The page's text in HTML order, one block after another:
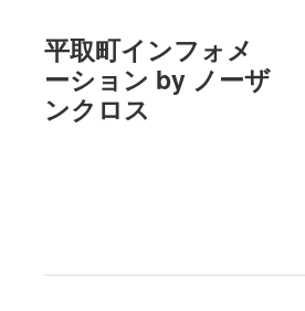
平取町インフォメ
ーション by ノーザ
ンクロス